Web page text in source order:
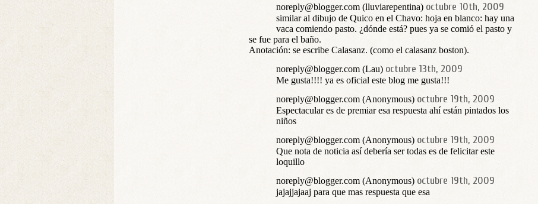
noreply@blogger.com (lluviarepentina) octubre 10th, 2009
similar al dibujo de Quico en el Chavo: hoja en blanco: hay una
vaca comiendo pasto. ¿dónde está? pues ya se comió el pasto y
se fue para el baño.
Anotación: se escribe Calasanz. (como el calasanz boston).
noreply@blogger.com (Lau) octubre 13th, 2009
Me gusta!!!! ya es oficial este blog me gusta!!!
noreply@blogger.com (Anonymous) octubre 19th, 2009
Espectacular es de premiar esa respuesta ahí están pintados los
niños
noreply@blogger.com (Anonymous) octubre 19th, 2009
Que nota de noticia así debería ser todas es de felicitar este
loquillo
noreply@blogger.com (Anonymous) octubre 19th, 2009
jajajjajaaj para que mas respuesta que esa